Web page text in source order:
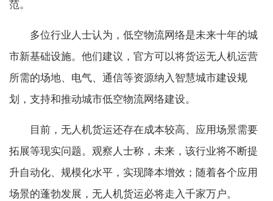
范。
多位行业人士认为，低空物流网络是未来十年的城
市新基础设施。他们建议，官方可以将货运无人机运营
所需的场地、电气、通信等资源纳入智慧城市建设规
划，支持和推动城市低空物流网络建设。
目前，无人机货运还存在成本较高、应用场景需要
拓展等现实问题。观察人士称，未来，该行业将不断提
升自动化、规模化水平，实现降本增效；随着各个应用
场景的蓬勃发展，无人机货运必将走入千家万户。